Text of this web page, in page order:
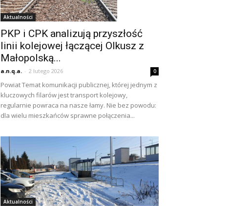
Aktualności
PKP i CPK analizują przyszłość
linii kolejowej łączącej Olkusz z
Małopolską...
a.n.q.a. - 2 lutego 2026 0
Powiat Temat komunikacji publicznej, której jednym z
kluczowych filarów jest transport kolejowy,
regularnie powraca na nasze łamy. Nie bez powodu:
dla wielu mieszkańców sprawne połączenia...
Aktualności